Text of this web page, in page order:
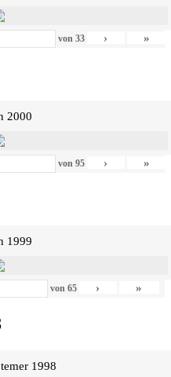
von 33 › »
2000
von 95 › »
1999
von 65 › »
1998